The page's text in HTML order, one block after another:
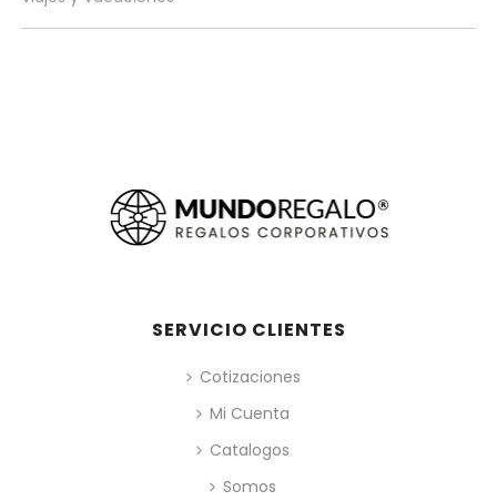
SERVICIO CLIENTES
Cotizaciones
Mi Cuenta
Catalogos
Somos